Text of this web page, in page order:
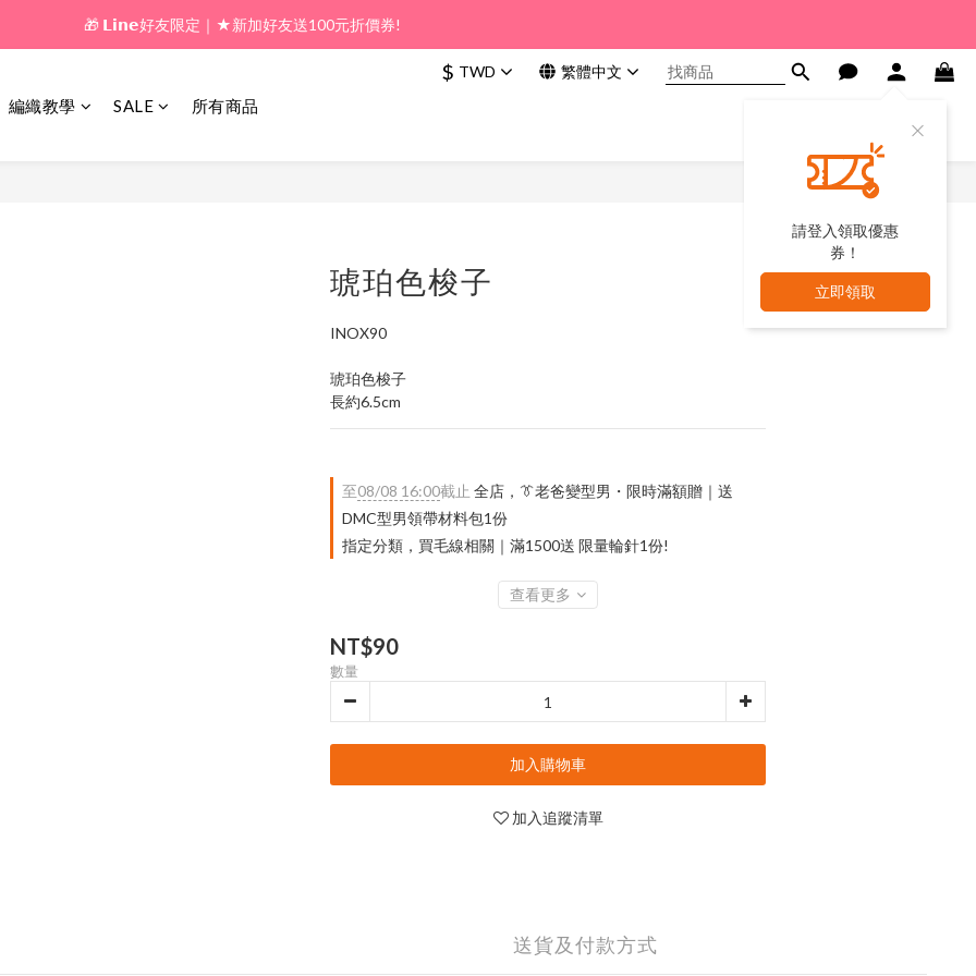
🎁 新好友購物金｜★加入新會員領券送100元!
🎁 𝗟𝗶𝗻𝗲好友限定｜★新加好友送100元折價券!
$ TWD 繁體中文
請登入領取優惠
券！
立即領取
編織教學 SALE 所有商品
琥珀色梭子
INOX90
琥珀色梭子
長約6.5cm
至08/08 16:00截止 全店，👔老爸變型男・限時滿額贈｜送
DMC型男領帶材料包1份
指定分類，買毛線相關｜滿1500送 限量輪針1份!
查看更多
NT$90
數量
加入購物車
加入追蹤清單
送貨及付款方式